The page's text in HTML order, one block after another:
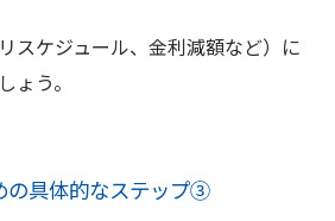
スケジュール、金利減額など）に
ょう。
の具体的なステップ③